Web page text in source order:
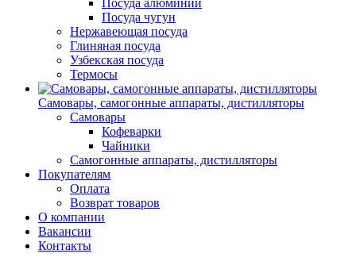
Посуда алюминий
Посуда чугун
Нержавеющая посуда
Глиняная посуда
Узбекская посуда
Термосы
Самовары, самогонные аппараты, дистилляторы
Самовары
Кофеварки
Чайники
Самогонные аппараты, дистилляторы
Покупателям
Оплата
Возврат товаров
О компании
Вакансии
Контакты